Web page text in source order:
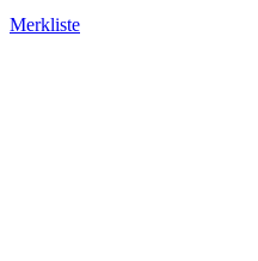
Merkliste